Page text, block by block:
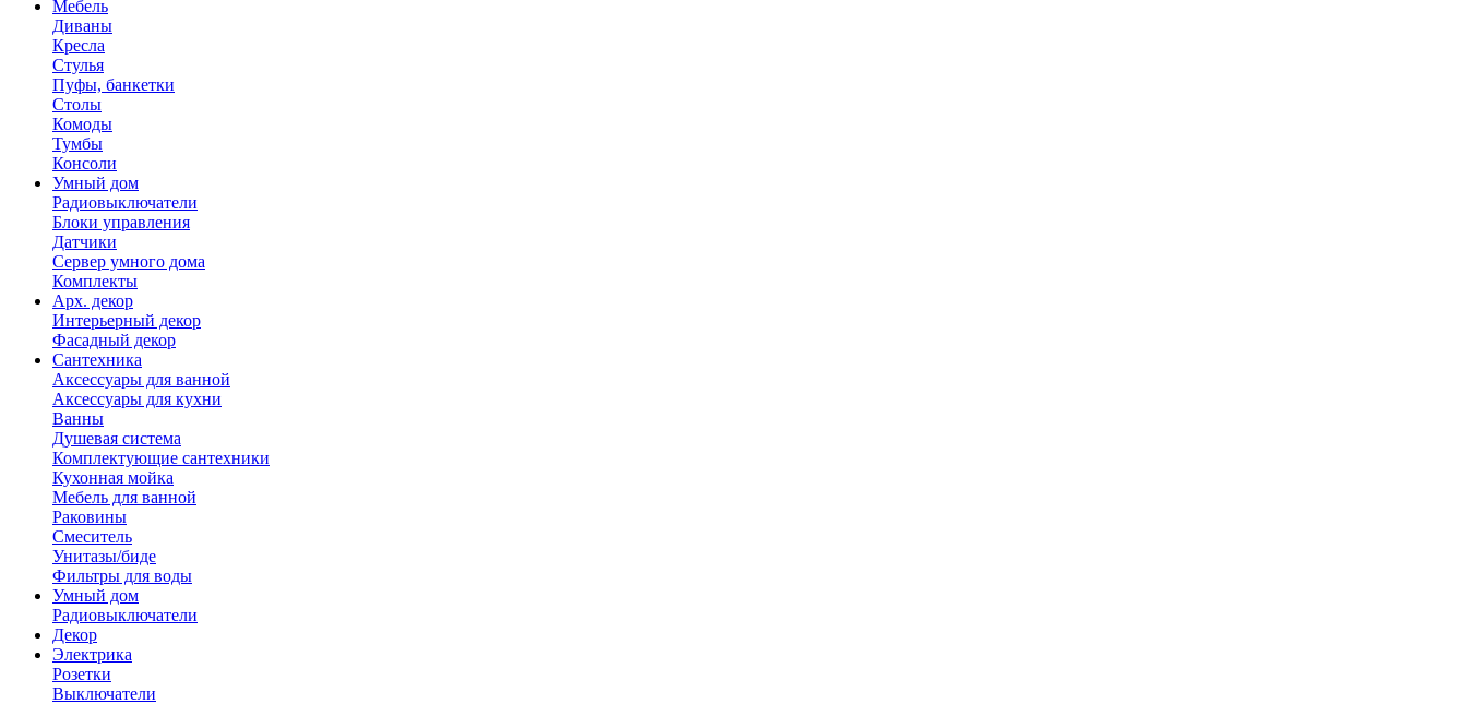
Мебель
Диваны
Кресла
Стулья
Пуфы, банкетки
Столы
Комоды
Тумбы
Консоли
Умный дом
Радиовыключатели
Блоки управления
Датчики
Сервер умного дома
Комплекты
Арх. декор
Интерьерный декор
Фасадный декор
Сантехника
Аксессуары для ванной
Аксессуары для кухни
Ванны
Душевая система
Комплектующие сантехники
Кухонная мойка
Мебель для ванной
Раковины
Смеситель
Унитазы/биде
Фильтры для воды
Умный дом
Радиовыключатели
Декор
Электрика
Розетки
Выключатели